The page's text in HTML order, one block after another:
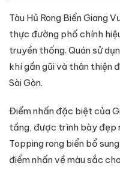
Tàu Hủ Rong Biển Giang
thực đường phố chính
truyền thống. Quán sử
khí gần gũi và thân thiện
Sài Gòn.
Điểm nhấn đặc biệt của
tầng, được trình bày đẹp
Topping rong biển bổ
điểm nhấn về màu sắc